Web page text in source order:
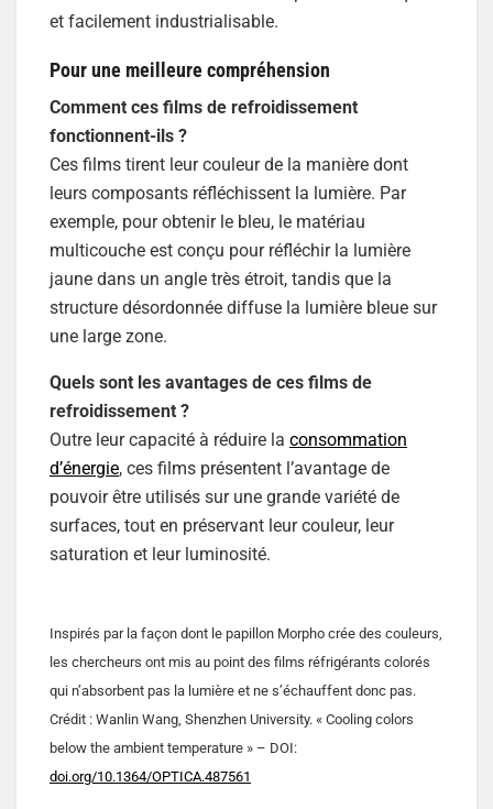
et facilement industrialisable.
Pour une meilleure compréhension
Comment ces films de refroidissement
fonctionnent-ils ?
Ces films tirent leur couleur de la manière dont
leurs composants réfléchissent la lumière. Par
exemple, pour obtenir le bleu, le matériau
multicouche est conçu pour réfléchir la lumière
jaune dans un angle très étroit, tandis que la
structure désordonnée diffuse la lumière bleue sur
une large zone.
Quels sont les avantages de ces films de
refroidissement ?
Outre leur capacité à réduire la consommation
d’énergie, ces films présentent l’avantage de
pouvoir être utilisés sur une grande variété de
surfaces, tout en préservant leur couleur, leur
saturation et leur luminosité.
Inspirés par la façon dont le papillon Morpho crée des couleurs,
les chercheurs ont mis au point des films réfrigérants colorés
qui n’absorbent pas la lumière et ne s’échauffent donc pas.
Crédit : Wanlin Wang, Shenzhen University. « Cooling colors
below the ambient temperature » – DOI:
doi.org/10.1364/OPTICA.487561